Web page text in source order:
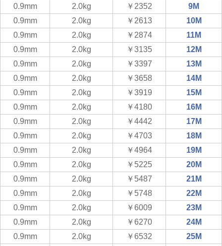
0.9mm
2.0kg ￥2352
9M
0.9mm
2.0kg ￥2613
10M
0.9mm
2.0kg ￥2874
11M
0.9mm
2.0kg ￥3135
12M
0.9mm
2.0kg ￥3397
13M
0.9mm
2.0kg ￥3658
14M
0.9mm
2.0kg ￥3919
15M
0.9mm
2.0kg ￥4180
16M
0.9mm
2.0kg ￥4442
17M
0.9mm
2.0kg ￥4703
18M
0.9mm
2.0kg ￥4964
19M
0.9mm
2.0kg ￥5225
20M
0.9mm
2.0kg ￥5487
21M
0.9mm
2.0kg ￥5748
22M
0.9mm
2.0kg ￥6009
23M
0.9mm
2.0kg ￥6270
24M
0.9mm
2.0kg ￥6532 25M